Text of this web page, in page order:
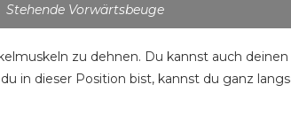
Stehende Vorwärtsbeuge
zu dehnen. Du kannst auch
in dieser Position bist, kannst du ganz